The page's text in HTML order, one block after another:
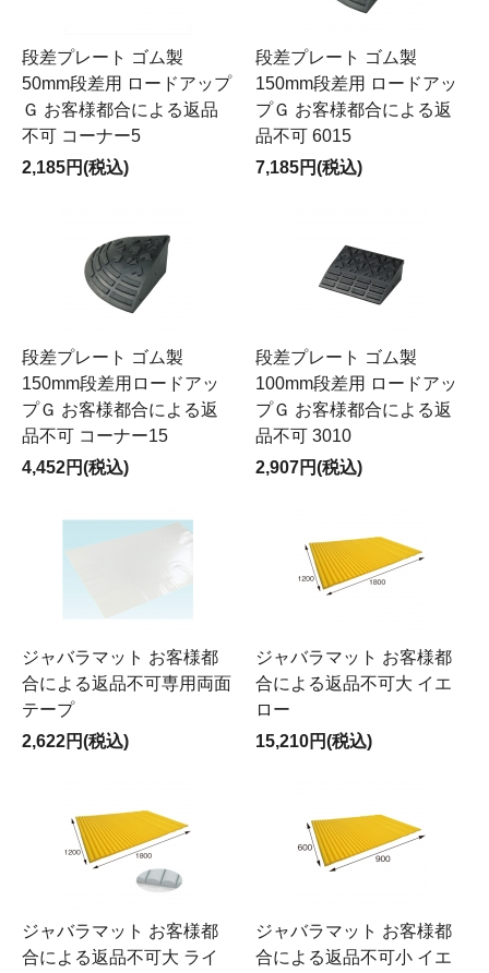
段差プレート ゴム製
50mm段差用 ロードアップ
Ｇ お客様都合による返品
不可 コーナー5
2,185円(税込)
段差プレート ゴム製
150mm段差用 ロードアッ
プＧ お客様都合による返
品不可 6015
7,185円(税込)
段差プレート ゴム製
150mm段差用ロードアッ
プＧ お客様都合による返
品不可 コーナー15
4,452円(税込)
段差プレート ゴム製
100mm段差用 ロードアッ
プＧ お客様都合による返
品不可 3010
2,907円(税込)
ジャバラマット お客様都
合による返品不可専用両面
テープ
2,622円(税込)
ジャバラマット お客様都
合による返品不可大 イエ
ロー
15,210円(税込)
ジャバラマット お客様都
合による返品不可大 ライ
ジャバラマット お客様都
合による返品不可小 イエ